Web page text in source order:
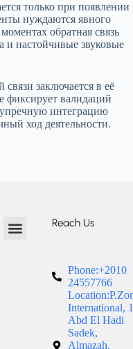
только при появлении
нуждаются явного
обратная связь
и настойчивые звуковые
заключается в её
фиксирует валидаций
интеграцию
ход деятельности.
Reach Us
Phone:+2010
24557766
International,
Abd El Hadi
Sadek,
Almazah,